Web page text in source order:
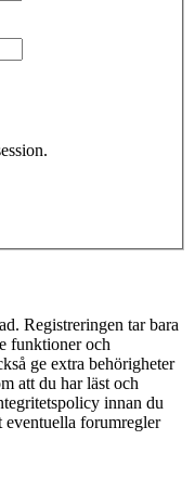
Registreringen tar bara
funktioner och
ge extra behörigheter
att du har läst och
innan du
eventuella forumregler